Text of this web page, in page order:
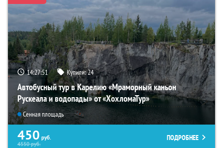
14:27:50 Купили:24
Автобусный тур в Карелию «Мраморный каньон
Рускеала и водопады» от «ХохломаТур»
Сенная площадь
450 руб.
4550руб.
ПОДРОБНЕЕ